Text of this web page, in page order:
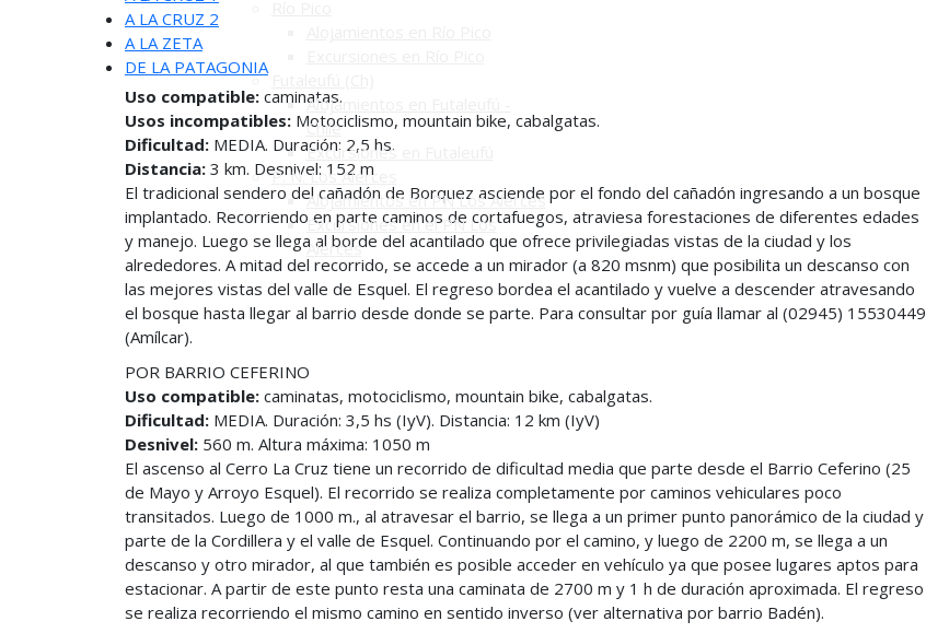
Alojamientos en Futaleufú -
Chile
Excursiones en Futaleufú
P. N. Los Alerces
Alojamientos en PN Los Alerces
Excursiones en el PN Los
Alerces
A LA CRUZ 2
A LA ZETA
DE LA PATAGONIA
Uso compatible: caminatas.
Usos incompatibles: Motociclismo, mountain bike, cabalgatas.
Dificultad: MEDIA. Duración: 2,5 hs.
Distancia: 3 km. Desnivel: 152 m
El tradicional sendero del cañadón de Borquez asciende por el fondo del cañadón ingresando a un bosque
implantado. Recorriendo en parte caminos de cortafuegos, atraviesa forestaciones de diferentes edades
y manejo. Luego se llega al borde del acantilado que ofrece privilegiadas vistas de la ciudad y los
alrededores. A mitad del recorrido, se accede a un mirador (a 820 msnm) que posibilita un descanso con
las mejores vistas del valle de Esquel. El regreso bordea el acantilado y vuelve a descender atravesando
el bosque hasta llegar al barrio desde donde se parte. Para consultar por guía llamar al (02945) 15530449
(Amílcar).
POR BARRIO CEFERINO
Uso compatible: caminatas, motociclismo, mountain bike, cabalgatas.
Dificultad: MEDIA. Duración: 3,5 hs (IyV). Distancia: 12 km (IyV)
Desnivel: 560 m. Altura máxima: 1050 m
El ascenso al Cerro La Cruz tiene un recorrido de dificultad media que parte desde el Barrio Ceferino (25
de Mayo y Arroyo Esquel). El recorrido se realiza completamente por caminos vehiculares poco
transitados. Luego de 1000 m., al atravesar el barrio, se llega a un primer punto panorámico de la ciudad y
parte de la Cordillera y el valle de Esquel. Continuando por el camino, y luego de 2200 m, se llega a un
descanso y otro mirador, al que también es posible acceder en vehículo ya que posee lugares aptos para
estacionar. A partir de este punto resta una caminata de 2700 m y 1 h de duración aproximada. El regreso
se realiza recorriendo el mismo camino en sentido inverso (ver alternativa por barrio Badén).